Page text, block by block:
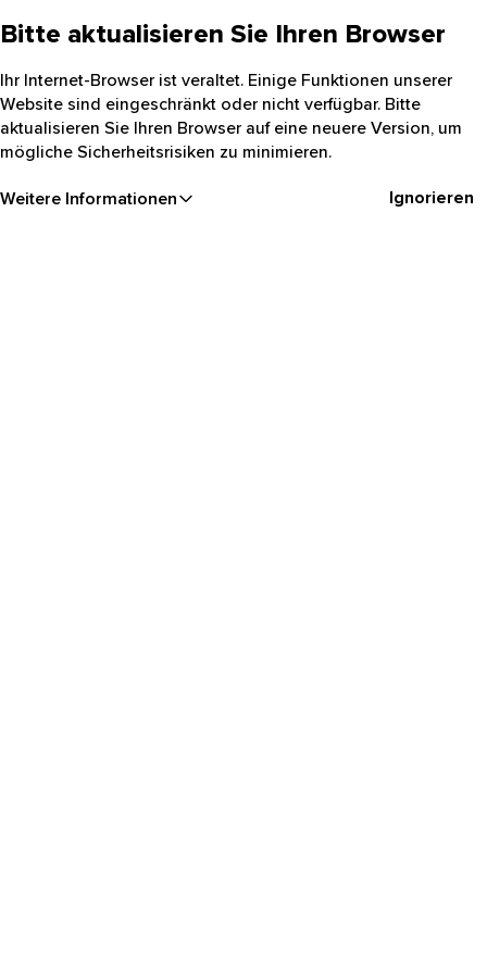
Bitte aktualisieren Sie Ihren Browser
Ihr Internet-Browser ist veraltet. Einige Funktionen unserer
Website sind eingeschränkt oder nicht verfügbar. Bitte
aktualisieren Sie Ihren Browser auf eine neuere Version, um
mögliche Sicherheitsrisiken zu minimieren.
Weitere Informationen Ignorieren